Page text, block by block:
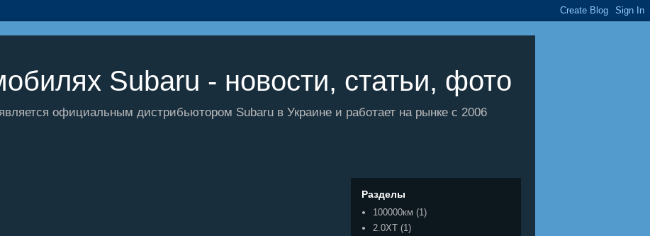
Subaru - новости, статьи, фото
официальным дистрибьютором Subaru в Украине и работает на рынке с 2006
Разделы
100000км (1)
2.0XT (1)